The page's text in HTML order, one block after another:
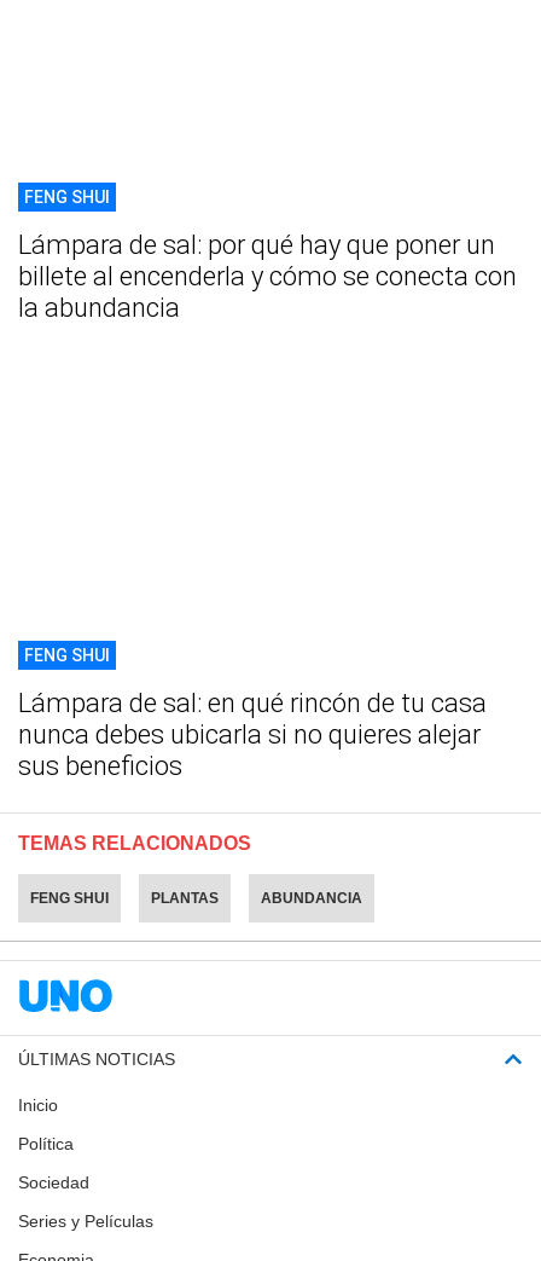
FENG SHUI
Lámpara de sal: por qué hay que poner un
billete al encenderla y cómo se conecta con
la abundancia
FENG SHUI
Lámpara de sal: en qué rincón de tu casa
nunca debes ubicarla si no quieres alejar
sus beneficios
TEMAS RELACIONADOS
FENG SHUI PLANTAS ABUNDANCIA
ÚLTIMAS NOTICIAS
Inicio
Política
Sociedad
Series y Películas